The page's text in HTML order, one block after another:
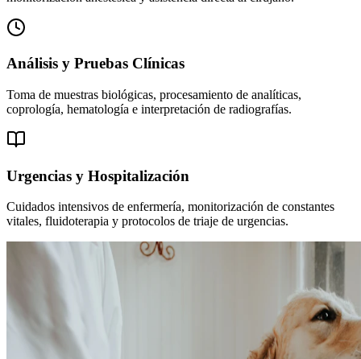
Análisis y Pruebas Clínicas
Toma de muestras biológicas, procesamiento de analíticas,
coprología, hematología e interpretación de radiografías.
Urgencias y Hospitalización
Cuidados intensivos de enfermería, monitorización de constantes
vitales, fluidoterapia y protocolos de triaje de urgencias.